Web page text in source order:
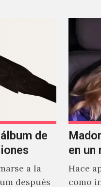
de
a la
después
en un
Hace
como